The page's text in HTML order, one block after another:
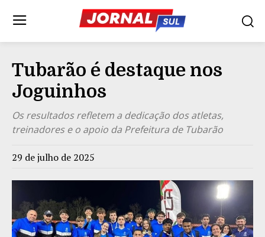
Tubarão é destaque nos
Joguinhos
Os resultados refletem a dedicação dos atletas,
treinadores e o apoio da Prefeitura de Tubarão
29 de julho de 2025